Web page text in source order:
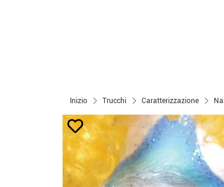
Inizio Trucchi Caratterizzazione